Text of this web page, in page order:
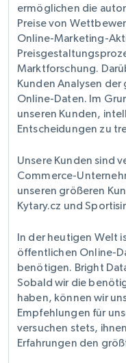
ermöglichen die
Preise von
Online-Marketing-
Marktforschung.
Kunden Analysen
Online-Daten. Im
unseren Kunden,
Entscheidungen zu
Unsere Kunden sind
Commerce-
unseren größeren
Kytary.cz und
In der heutigen Welt
öffentlichen Online-
benötigen. Bright
Sobald wir die
haben, können wir
Empfehlungen für
versuchen stets,
Erfahrungen den